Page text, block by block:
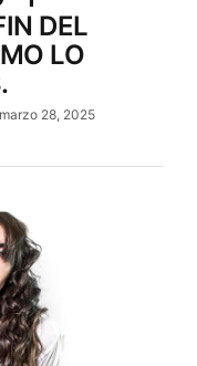
DEL
LO
marzo 28, 2025